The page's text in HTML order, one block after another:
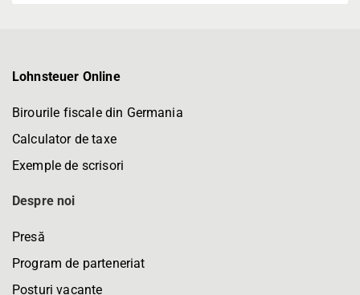
Lohnsteuer Online
Birourile fiscale din Germania
Calculator de taxe
Exemple de scrisori
Despre noi
Presă
Program de parteneriat
Posturi vacante